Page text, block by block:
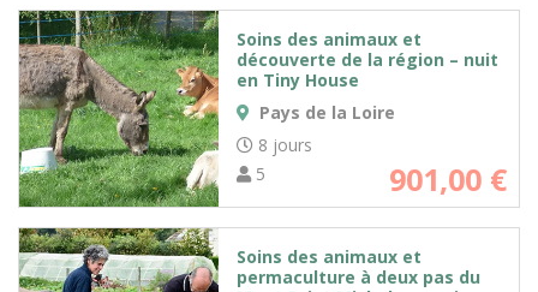
Soins des animaux et
découverte de la région – nuit
en Tiny House
Pays de la Loire
8 jours
5
901,00 €
Soins des animaux et
permaculture à deux pas du